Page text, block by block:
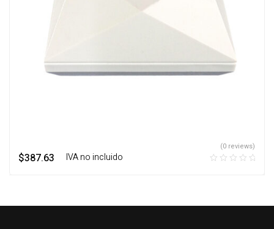
$387.63 ‎ ‎ ‎ IVA no incluido
(0 reviews)